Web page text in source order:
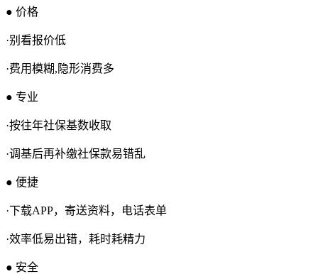
● 价格
·别看报价低
·费用模糊,隐形消费多
● 专业
·按往年社保基数收取
·调基后再补缴社保款易错乱
● 便捷
·下载APP，寄送资料，电话表单
·效率低易出错，耗时耗精力
● 安全